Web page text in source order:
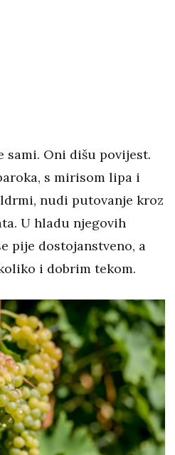
sami. Oni dišu povijest.
s mirisom lipa i
nudi putovanje kroz
U hladu njegovih
pije dostojanstveno, a
i dobrim tekom.